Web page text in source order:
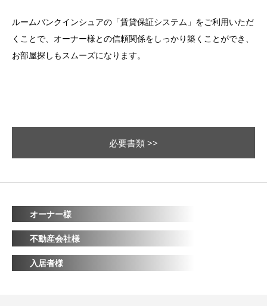
ルームバンクインシュアの「賃貸保証システム」をご利用いただ
くことで、オーナー様との信頼関係をしっかり築くことができ、
お部屋探しもスムーズになります。
必要書類 >>
オーナー様
不動産会社様
入居者様